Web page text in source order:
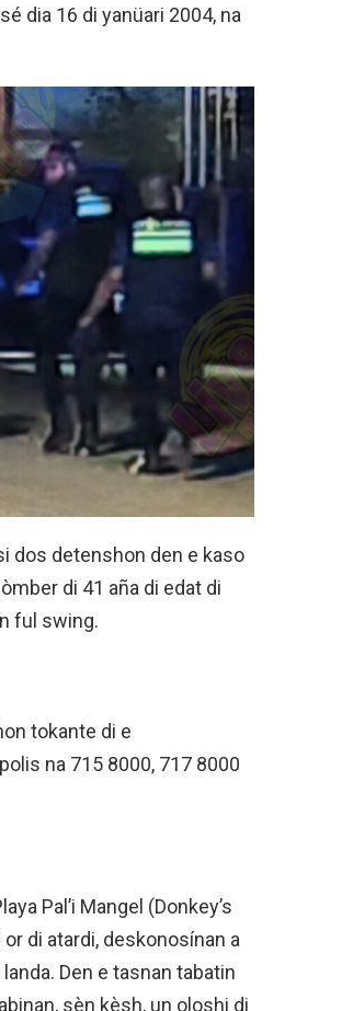
dia 16 di yanüari 2004, na
dos detenshon den e kaso
di 41 aña di edat di
ful swing.
tokante di e
na 715 8000, 717 8000
Pal’i Mangel (Donkey’s
or di atardi, deskonosínan a
Den e tasnan tabatin
sèn kèsh, un oloshi di